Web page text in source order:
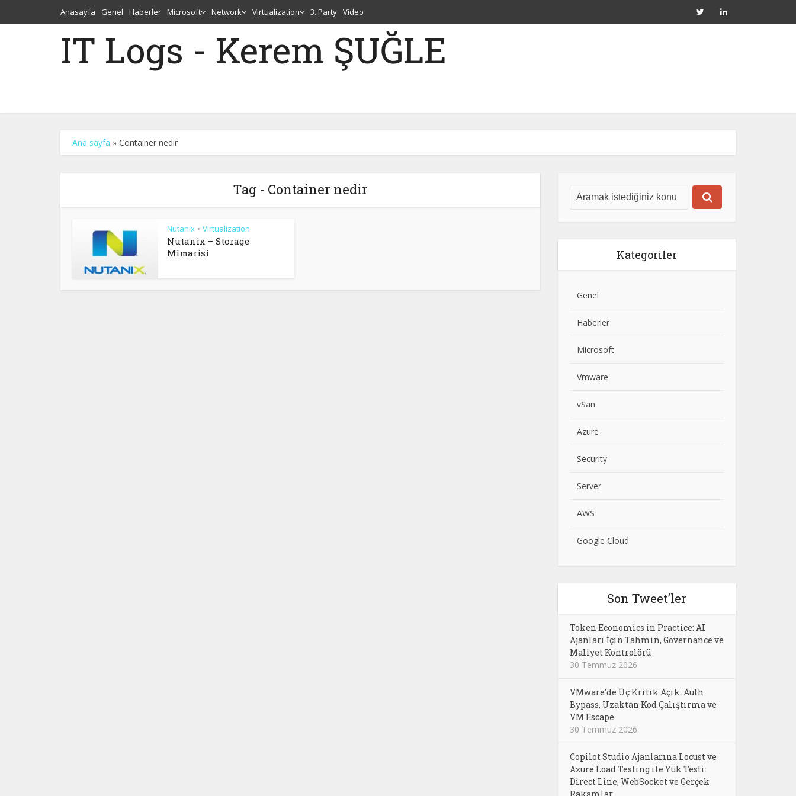
Anasayfa Genel Haberler Microsoft Network Virtualization 3. Party Video
IT Logs - Kerem ŞUĞLE
Ana sayfa » Container nedir
Tag - Container nedir
Nutanix • Virtualization
Nutanix – Storage
Mimarisi
Kategoriler
Genel
Haberler
Microsoft
Vmware
vSan
Azure
Security
Server
AWS
Google Cloud
Son Tweet’ler
Token Economics in Practice: AI
Ajanları İçin Tahmin, Governance ve
Maliyet Kontrolörü
30 Temmuz 2026
VMware’de Üç Kritik Açık: Auth
Bypass, Uzaktan Kod Çalıştırma ve
VM Escape
30 Temmuz 2026
Copilot Studio Ajanlarına Locust ve
Azure Load Testing ile Yük Testi:
Direct Line, WebSocket ve Gerçek